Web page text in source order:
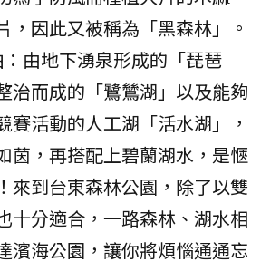
，因此又被稱為「黑森林」。
由地下湧泉形成的「琵琶
治而成的「鷺鷥湖」以及能夠
賽活動的人工湖「活水湖」，
茵，再搭配上碧蘭湖水，是愜
來到台東森林公園，除了以雙
十分適合，一路森林、湖水相
濱海公園，讓你將煩惱通通忘